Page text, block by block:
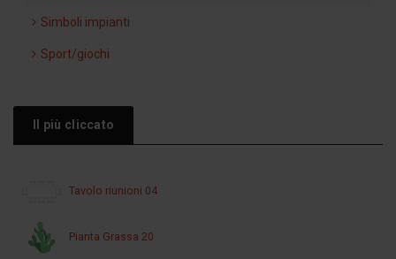
Simboli impianti
Sport/giochi
Il più cliccato
Tavolo riunioni 04
Pianta Grassa 20